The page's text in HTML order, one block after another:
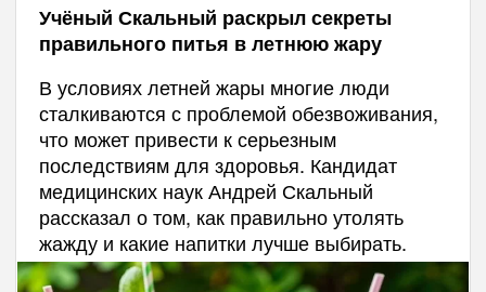
Учёный Скальный раскрыл секреты
правильного питья в летнюю жару
В условиях летней жары многие люди
сталкиваются с проблемой обезвоживания,
что может привести к серьезным
последствиям для здоровья. Кандидат
медицинских наук Андрей Скальный
рассказал о том, как правильно утолять
жажду и какие напитки лучше выбирать.